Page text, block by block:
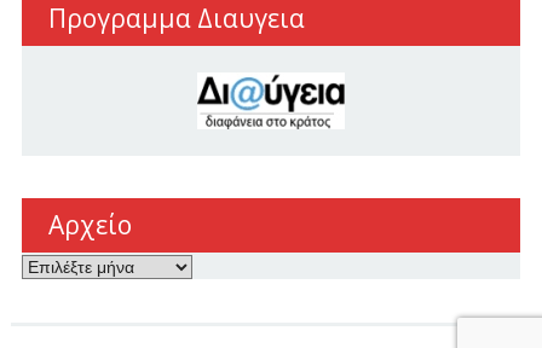
Προγραμμα Διαυγεια
Αρχείο
Αρχείο